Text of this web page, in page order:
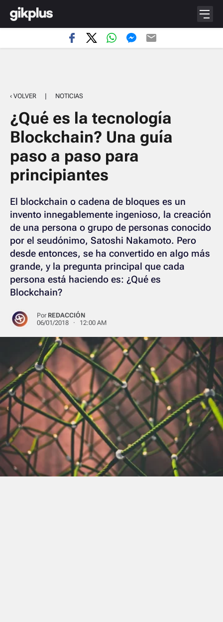
‹ VOLVER | NOTICIAS
¿Qué es la tecnología
Blockchain? Una guía
paso a paso para
principiantes
El blockchain o cadena de bloques es un
invento innegablemente ingenioso, la creación
de una persona o grupo de personas conocido
por el seudónimo, Satoshi Nakamoto. Pero
desde entonces, se ha convertido en algo más
grande, y la pregunta principal que cada
persona está haciendo es: ¿Qué es
Blockchain?
Por REDACCIÓN
06/01/2018 · 12:00 AM